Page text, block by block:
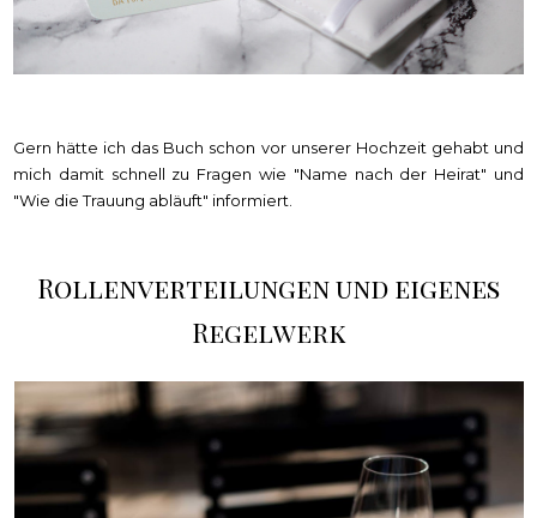
Gern hätte ich das Buch schon vor unserer Hochzeit gehabt und
mich damit schnell zu Fragen wie "Name nach der Heirat" und
"Wie die Trauung abläuft" informiert.
Rollenverteilungen und eigenes
Regelwerk